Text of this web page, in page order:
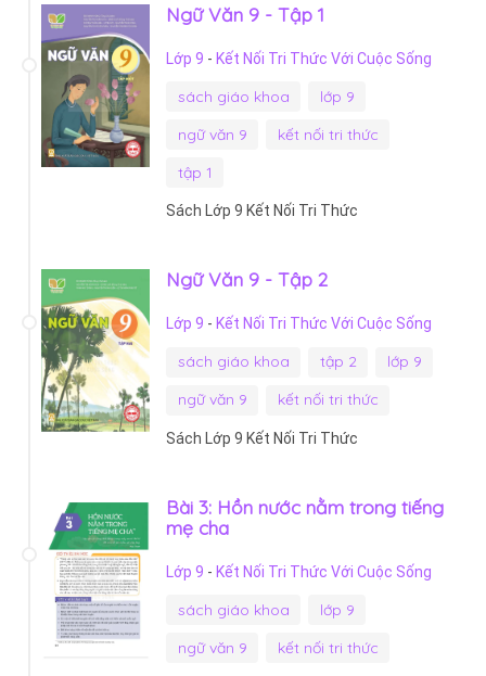
Ngữ Văn 9 - Tập 1
Lớp 9 - Kết Nối Tri Thức Với Cuộc Sống
sách giáo khoa
lớp 9
ngữ văn 9
kết nối tri thức
tập 1
Sách Lớp 9 Kết Nối Tri Thức
Ngữ Văn 9 - Tập 2
Lớp 9 - Kết Nối Tri Thức Với Cuộc Sống
sách giáo khoa tập 2
lớp 9
ngữ văn 9
kết nối tri thức
Sách Lớp 9 Kết Nối Tri Thức
Bài 3: Hồn nước nằm trong tiếng
mẹ cha
Lớp 9 - Kết Nối Tri Thức Với Cuộc Sống
sách giáo khoa
lớp 9
ngữ văn 9
kết nối tri thức